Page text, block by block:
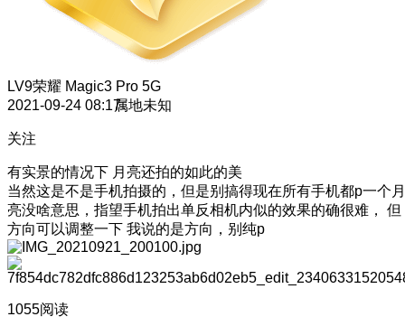
LV9荣耀 Magic3 Pro 5G
2021-09-24 08:17属地未知
关注
有实景的情况下 月亮还拍的如此的美
当然这是不是手机拍摄的，但是别搞得现在所有手机都p一个月
亮没啥意思，指望手机拍出单反相机内似的效果的确很难， 但
方向可以调整一下 我说的是方向，别纯p
1055阅读